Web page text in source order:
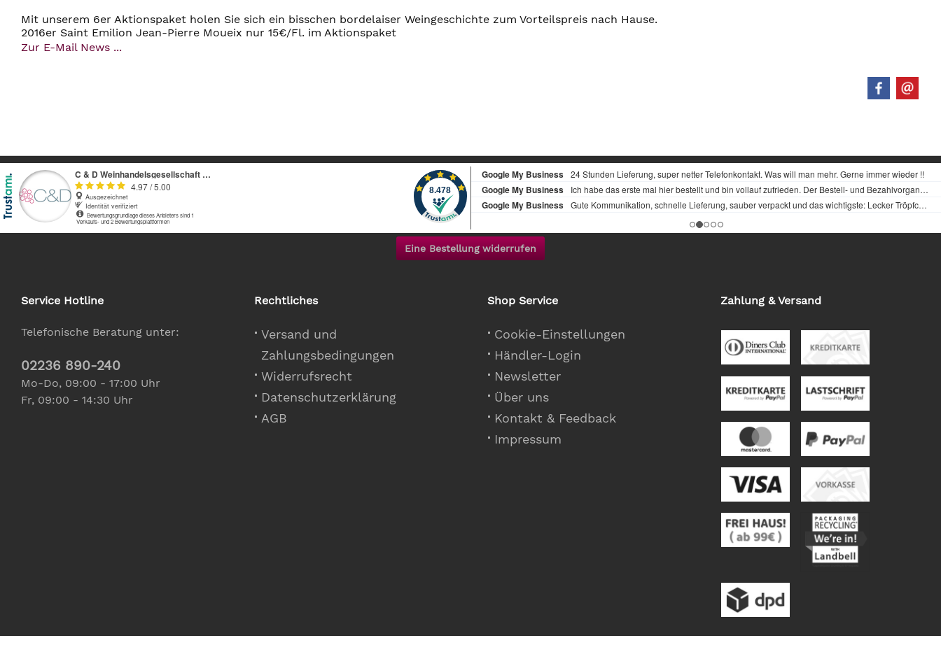
Mit unserem 6er Aktionspaket holen Sie sich ein bisschen bordelaiser Weingeschichte zum Vorteilspreis nach Hause.
2016er Saint Emilion Jean-Pierre Moueix nur 15€/Fl. im Aktionspaket
Zur E-Mail News ...
Eine Bestellung widerrufen
Service Hotline
Telefonische Beratung unter:
02236 890-240
Mo-Do, 09:00 - 17:00 Uhr
Fr, 09:00 - 14:30 Uhr
Rechtliches
Versand und
Zahlungsbedingungen
Widerrufsrecht
Datenschutzerklärung
AGB
Shop Service
Cookie-Einstellungen
Händler-Login
Newsletter
Über uns
Kontakt & Feedback
Impressum
Zahlung & Versand